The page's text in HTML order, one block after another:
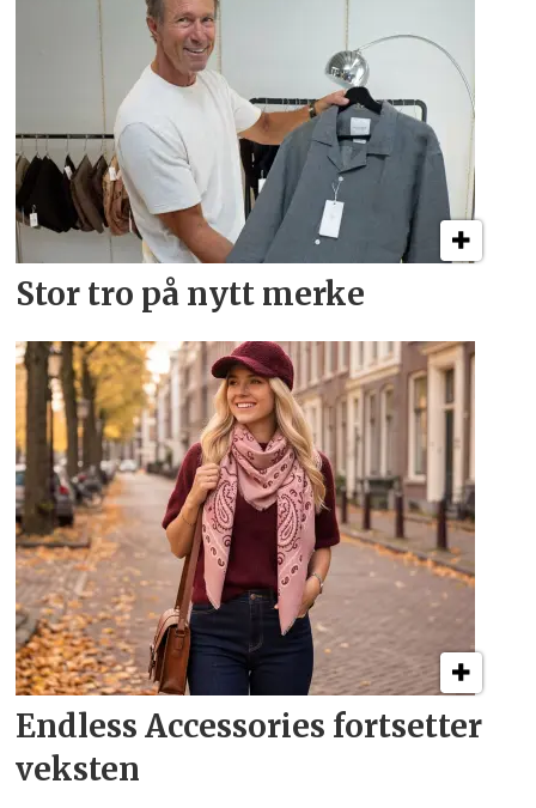
Stor tro på nytt merke
Endless Accessories fortsetter
veksten